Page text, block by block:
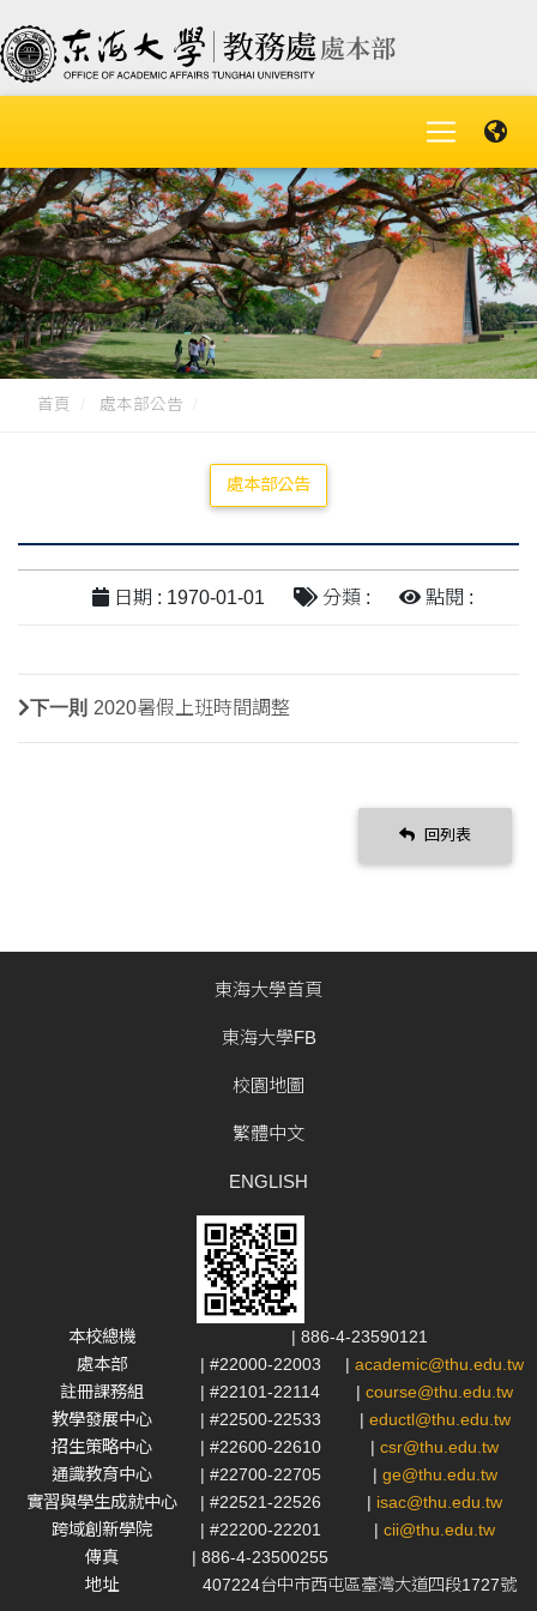
首頁 處本部公告
處本部公告
日期 : 1970-01-01 分類 : 點閱 :
下一則 2020暑假上班時間調整
回列表
東海大學首頁
東海大學FB
校園地圖
繁體中文
ENGLISH
本校總機
| 886-4-23590121
處本部
| #22000-22003 | academic@thu.edu.tw
註冊課務組
| #22101-22114 | course@thu.edu.tw
教學發展中心
| #22500-22533 | eductl@thu.edu.tw
招生策略中心
| #22600-22610 | csr@thu.edu.tw
通識教育中心
| #22700-22705 | ge@thu.edu.tw
實習與學生成就中心
| #22521-22526 | isac@thu.edu.tw
跨域創新學院
| #22200-22201 | cii@thu.edu.tw
傳真
| 886-4-23500255
地址
407224台中市西屯區臺灣大道四段1727號